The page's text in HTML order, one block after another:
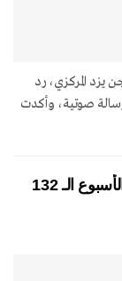
يزد المركزي، رد
صوتية، وأكدت
إضراب السجناء عن الطعام في 59 سجناً؛ الأسبوع الـ 132